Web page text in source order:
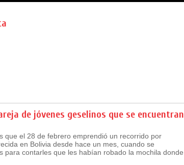
de jóvenes geselinos que se encuentran
que el 28 de febrero emprendió un recorrido por
en Bolivia desde hace un mes, cuando se
para contarles que les habían robado la mochila donde